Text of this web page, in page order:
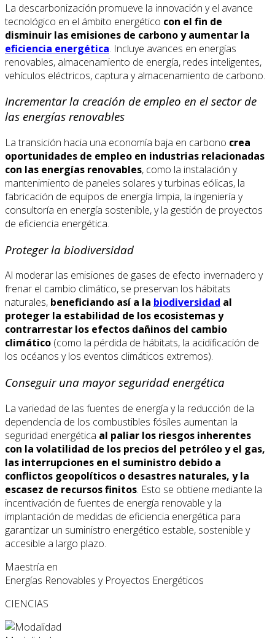
La descarbonización promueve la innovación y el avance
tecnológico en el ámbito energético con el fin de
disminuir las emisiones de carbono y aumentar la
eficiencia energética. Incluye avances en energías
renovables, almacenamiento de energía, redes inteligentes,
vehículos eléctricos, captura y almacenamiento de carbono.
Incrementar la creación de empleo en el sector de
las energías renovables
La transición hacia una economía baja en carbono crea
oportunidades de empleo en industrias relacionadas
con las energías renovables, como la instalación y
mantenimiento de paneles solares y turbinas eólicas, la
fabricación de equipos de energía limpia, la ingeniería y
consultoría en energía sostenible, y la gestión de proyectos
de eficiencia energética.
Proteger la biodiversidad
Al moderar las emisiones de gases de efecto invernadero y
frenar el cambio climático, se preservan los hábitats
naturales, beneficiando así a la biodiversidad al
proteger la estabilidad de los ecosistemas y
contrarrestar los efectos dañinos del cambio
climático (como la pérdida de hábitats, la acidificación de
los océanos y los eventos climáticos extremos).
Conseguir una mayor seguridad energética
La variedad de las fuentes de energía y la reducción de la
dependencia de los combustibles fósiles aumentan la
seguridad energética al paliar los riesgos inherentes
con la volatilidad de los precios del petróleo y el gas,
las interrupciones en el suministro debido a
conflictos geopolíticos o desastres naturales, y la
escasez de recursos finitos. Esto se obtiene mediante la
incentivación de fuentes de energía renovable y la
implantación de medidas de eficiencia energética para
garantizar un suministro energético estable, sostenible y
accesible a largo plazo.
Maestría en
Energías Renovables y Proyectos Energéticos
CIENCIAS